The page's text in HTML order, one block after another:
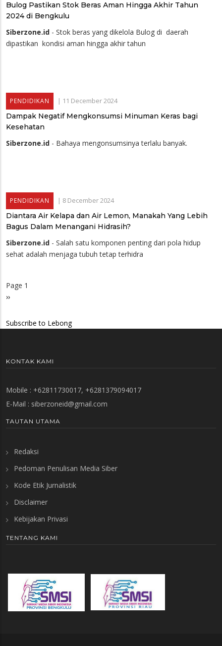
Bulog Pastikan Stok Beras Aman Hingga Akhir Tahun
2024 di Bengkulu
Siberzone.id - Stok beras yang dikelola Bulog di daerah
dipastikan kondisi aman hingga akhir tahun
PENDIDIKAN | 11 December 2024
Dampak Negatif Mengkonsumsi Minuman Keras bagi
Kesehatan
Siberzone.id - Bahaya mengonsumsinya terlalu banyak.
PENDIDIKAN | 8 December 2024
Diantara Air Kelapa dan Air Lemon, Manakah Yang Lebih
Bagus Dalam Menangani Hidrasih?
Siberzone.id - Salah satu komponen penting dari pola hidup
sehat adalah menjaga tubuh tetap terhidra
Pagination
Page 1
Next
››
Subscribe to Lebong
KONTAK KAMI
Mobile : +62811730017, +6281379094017
E-Mail : siberzoneid@gmail.com
TAUTAN UTAMA
Redaksi
Pedoman Penulisan Media Siber
Kode Etik Jurnalistik
Disclaimer
Kebijakan Privasi
TENTANG KAMI